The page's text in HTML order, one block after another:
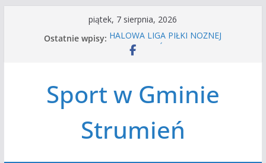
piątek, 7 sierpnia, 2026
Ostatnie wpisy: HALOWA LIGA PIŁKI NOŻNEJ
LATO W MIEŚCIE’2026
Czwórbój lekkoatletyczny
Sport w Gminie
Strumień